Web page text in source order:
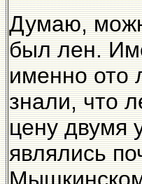
Думаю,
был лен.
именно ото
знали, что
цену двумя
являлись